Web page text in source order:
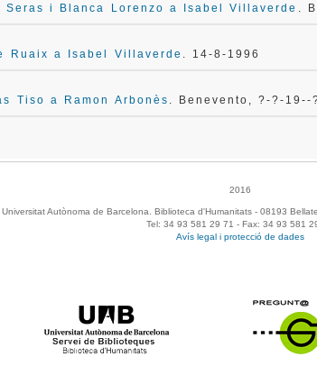
Seras i Blanca Lorenzo a Isabel Villaverde .
Ruaix a Isabel Villaverde . 14-8-1996
Tiso a Ramon Arbonès . Benevento, ?-?-19--
2016
Universitat Autònoma de Barcelona. Biblioteca d'Humanitats - 08193
Tel: 34 93 581 29 71 - Fax: 34 93 581
Avís legal i protecció de dades